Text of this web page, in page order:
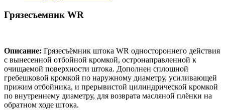
Грязесъемник WR
Описание: Грязесъёмник штока WR одностороннего действия
с вынесенной отбойной кромкой, остронаправленной к
очищаемой поверхности штока. Дополнен сплошной
гребешковой кромкой по наружному диаметру, усиливающей
прижим отбойника, и прерывистой цилиндрической кромкой
по внутреннему диаметру, для возврата масляной плёнки на
обратном ходе штока.